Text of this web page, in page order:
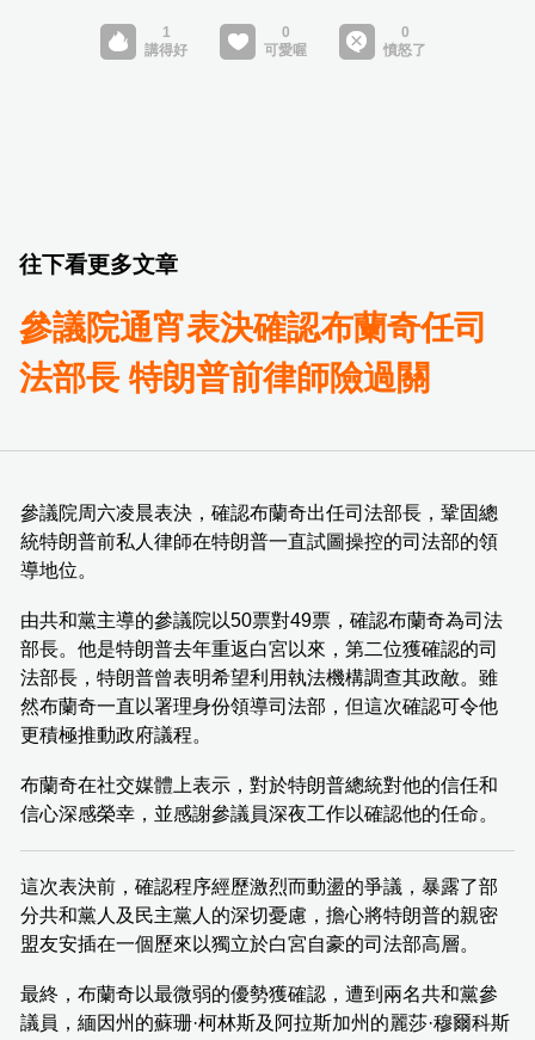
往下看更多文章
參議院通宵表決確認布蘭奇任司
法部長 特朗普前律師險過關
參議院周六凌晨表決，確認布蘭奇出任司法部長，鞏固總
統特朗普前私人律師在特朗普一直試圖操控的司法部的領
導地位。
由共和黨主導的參議院以50票對49票，確認布蘭奇為司法
部長。他是特朗普去年重返白宮以來，第二位獲確認的司
法部長，特朗普曾表明希望利用執法機構調查其政敵。雖
然布蘭奇一直以署理身份領導司法部，但這次確認可令他
更積極推動政府議程。
布蘭奇在社交媒體上表示，對於特朗普總統對他的信任和
信心深感榮幸，並感謝參議員深夜工作以確認他的任命。
這次表決前，確認程序經歷激烈而動盪的爭議，暴露了部
分共和黨人及民主黨人的深切憂慮，擔心將特朗普的親密
盟友安插在一個歷來以獨立於白宮自豪的司法部高層。
最終，布蘭奇以最微弱的優勢獲確認，遭到兩名共和黨參
議員，緬因州的蘇珊·柯林斯及阿拉斯加州的麗莎·穆爾科斯